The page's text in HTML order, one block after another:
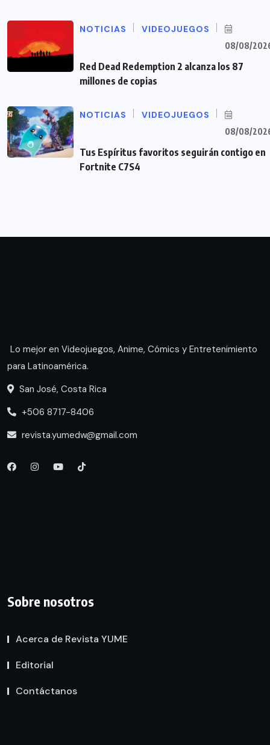
NOTICIAS VIDEOJUEGOS
08/08/
Red Dead Redemption 2 alcanza los 87
millones de copias
NOTICIAS VIDEOJUEGOS
08/08/
Tus Espíritus favoritos seguirán contigo en
Fortnite C7S4
Lo mejor en Videojuegos, Anime, Cómics y Entretenimiento
para Latinoamérica.
San José, Costa Rica
+506 8717-8406
revista.yumedw@gmail.com
Sobre nosotros
Acerca de Revista YUME
Editorial
Contáctanos